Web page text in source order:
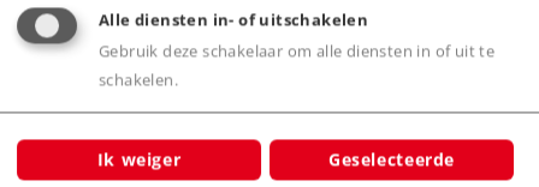
Bijbehorende producten
Alle diensten in- of uitschakelen
Gebruik deze schakelaar om alle diensten in of uit te
schakelen.
Ik weiger Geselecteerde